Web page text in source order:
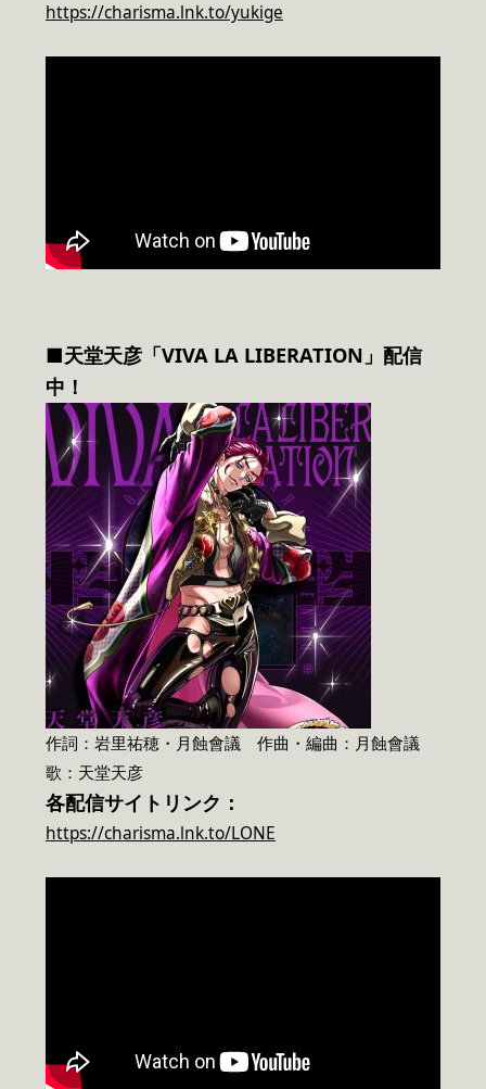
https://charisma.lnk.to/yukige
■天堂天彦「VIVA LA LIBERATION」配信
中！
作詞：岩里祐穂・月蝕會議 作曲・編曲：月蝕會議
歌：天堂天彦
各配信サイトリンク：
https://charisma.lnk.to/LONE